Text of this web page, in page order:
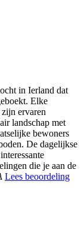
in Ierland dat
Elke
ervaren
landschap met
bewoners
De dagelijkse
die je aan de
Lees beoordeling